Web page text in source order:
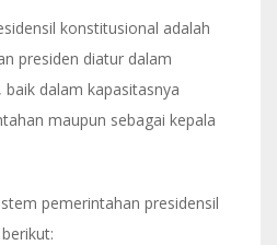
konstitusional adalah
presiden diatur dalam
dalam kapasitasnya
maupun sebagai kepala
pemerintahan presidensil